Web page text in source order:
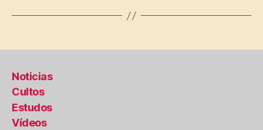
Noticias
Cultos
Estudos
Vídeos